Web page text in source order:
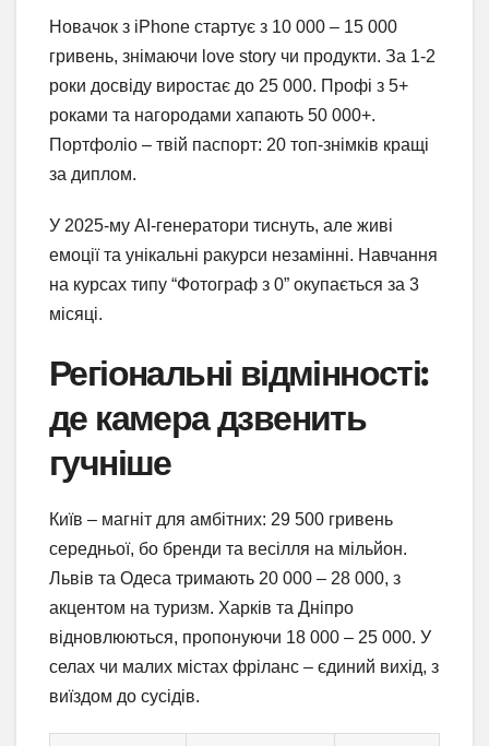
Новачок з iPhone стартує з 10 000 – 15 000
гривень, знімаючи love story чи продукти. За 1-2
роки досвіду виростає до 25 000. Профі з 5+
роками та нагородами хапають 50 000+.
Портфоліо – твій паспорт: 20 топ-знімків кращі
за диплом.
У 2025-му AI-генератори тиснуть, але живі
емоції та унікальні ракурси незамінні. Навчання
на курсах типу “Фотограф з 0” окупається за 3
місяці.
Регіональні відмінності:
де камера дзвенить
гучніше
Київ – магніт для амбітних: 29 500 гривень
середньої, бо бренди та весілля на мільйон.
Львів та Одеса тримають 20 000 – 28 000, з
акцентом на туризм. Харків та Дніпро
відновлюються, пропонуючи 18 000 – 25 000. У
селах чи малих містах фріланс – єдиний вихід, з
виїздом до сусідів.